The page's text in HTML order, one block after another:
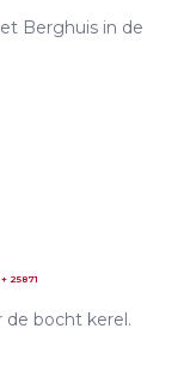
Berghuis in de
+ 25871
de bocht kerel.